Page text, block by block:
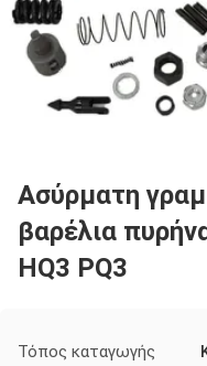
Ασύρματη
βαρέλια
HQ3 PQ3
Τόπος καταγωγής